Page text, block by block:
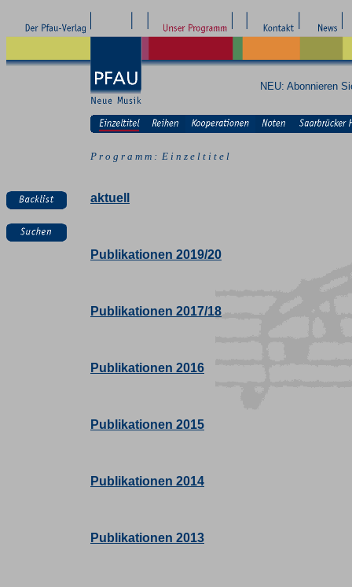
NEU: Abonnieren
P r o g r a m m : E i n z e l t i t e l
aktuell
Publikationen 2019/20
Publikationen 2017/18
Publikationen 2016
Publikationen 2015
Publikationen 2014
Publikationen 2013